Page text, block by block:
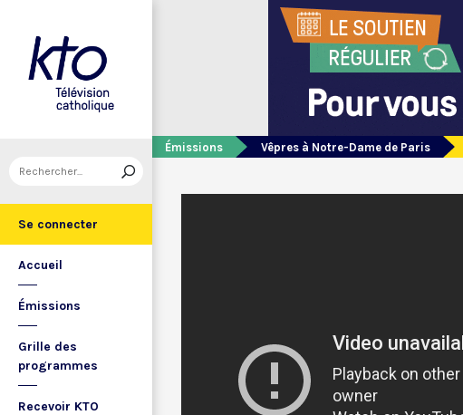
Se connecter
Accueil
Émissions
Grille des
programmes
Recevoir KTO
Émissions Vêpres à Notre-Dame de Paris